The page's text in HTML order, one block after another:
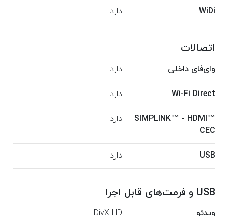
WiDi دارد
اتصالات
وای‌فای داخلی دارد
Wi-Fi Direct دارد
SIMPLINK™ - HDMI™
CEC
دارد
USB دارد
USB و فرمت‌های قابل اجرا
ویدئو DivX HD